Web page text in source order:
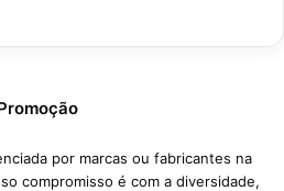
por marcas ou fabricantes na
compromisso é com a diversidade,